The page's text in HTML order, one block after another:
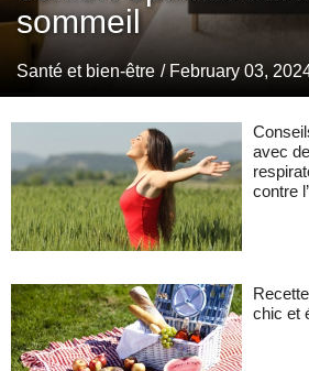
sommeil
Santé et bien-être / February 03,
avec
contre
chic et